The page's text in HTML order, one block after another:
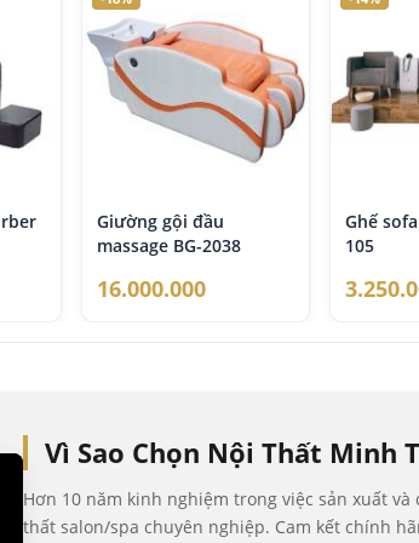
chọn và trải nghiệm thực tế
cầu
rõ ràng
chữa lâu dài
ngành salon, spa và nail
salon, spa và đại lý trên toàn quốc lựa chọn
Giường gội đầu
massage BG-2038
16.000.000
Ghế
105
Vì Sao Chọn Nội Thất Minh
Hơn 10 năm kinh nghiệm trong việc sản xuất
thất salon/spa chuyên nghiệp. Cam kết chính